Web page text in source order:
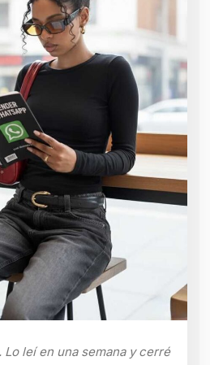
leí en una semana y cerré